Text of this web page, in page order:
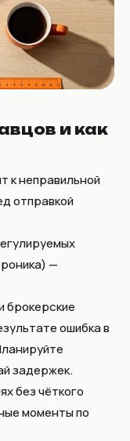
и как
к неправильной
отправкой
—
брокерские
ошибка в
задержек.
без чёткого
моменты по